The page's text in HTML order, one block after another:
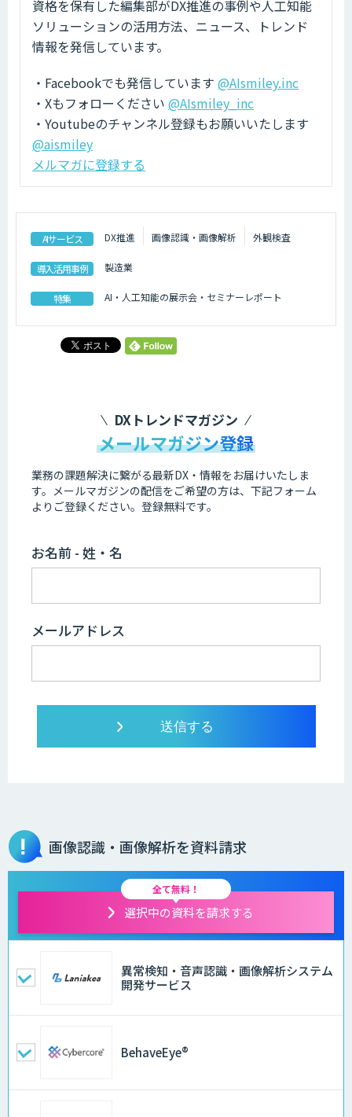
資格を保有した編集部がDX推進の事例や人工知能
ソリューションの活用方法、ニュース、トレンド
情報を発信しています。
・Facebookでも発信しています @AIsmiley.inc
・Xもフォローください @AIsmiley_inc
・Youtubeのチャンネル登録もお願いいたします
@aismiley
メルマガに登録する
AIサービス DX推進 画像認識・画像解析 外観検査
導入活用事例 製造業
特集 AI・人工知能の展示会・セミナーレポート
DXトレンドマガジン
メールマガジン登録
業務の課題解決に繋がる最新DX・情報をお届けいたしま
す。 メールマガジンの配信をご希望の方は、下記フォーム
よりご登録ください。登録無料です。
お名前 - 姓・名
メールアドレス
画像認識・画像解析を資料請求
全て無料！
選択中の資料を請求する
異常検知・音声認識・画像解析システム
開発サービス
BehaveEye®